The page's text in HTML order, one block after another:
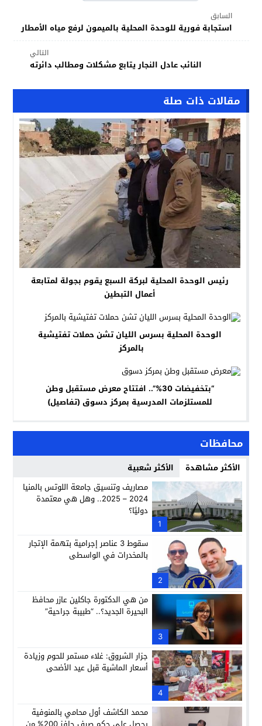
السابق
استجابة فورية للوحدة المحلية بالميمون لرفع مياه الأمطار
التالي
النائب عادل النجار يتابع مشكلات ومطالب دائرته
مقالات ذات صلة
رئيس الوحدة المحلية لبركة السبع يقوم بجولة لمتابعة
أعمال التبطين
الوحدة المحلية بسرس الليان تشن حملات تفتيشية
بالمركز
“بتخفيضات 30%”.. افتتاح معرض مستقبل وطن
للمستلزمات المدرسية بمركز دسوق (تفاصيل)
محافظات
الأكثر مشاهدة الأكثر شعبية
1
مصاريف وتنسيق جامعة اللوتس بالمنيا
2024 – 2025.. وهل هي معتمدة
دوليًا؟
2
سقوط 3 عناصر إجرامية بتهمة الإتجار
بالمخدرات في الواسطى
3
من هي الدكتورة جاكلين عازر محافظ
البحيرة الجديد؟.. “طبيبة جراحية”
4
جزار الشروق: غلاء مستمر للحوم وزيادة
أسعار الماشية قبل عيد الأضحى
محمد الكاشف أول محامي بالمنوفية